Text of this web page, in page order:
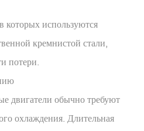
которых используются
кремнистой стали,
потери.
двигатели обычно требуют
охлаждения. Длительная